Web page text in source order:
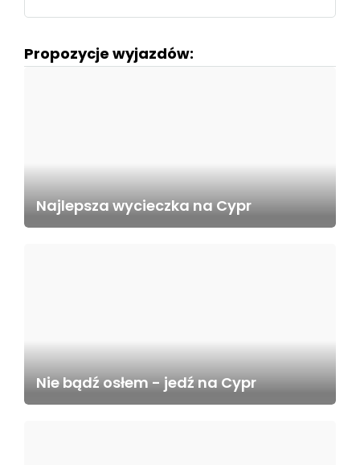
Propozycje wyjazdów:
Najlepsza wycieczka na Cypr
Nie bądź osłem - jedź na Cypr